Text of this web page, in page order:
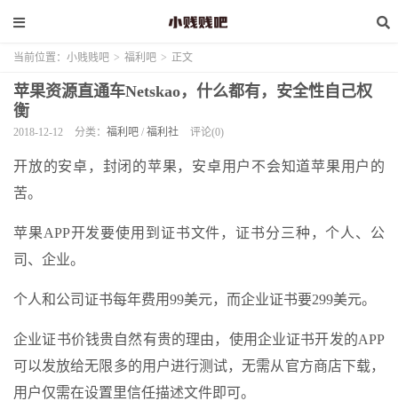
当前位置： 小贱贱吧 > 福利吧 > 正文
苹果资源直通车Netskao，什么都有，安全性自己权
衡
2018-12-12 分类： 福利吧 / 福利社 评论(0)
开放的安卓，封闭的苹果，安卓用户不会知道苹果用户的
苦。
苹果APP开发要使用到证书文件，证书分三种，个人、公
司、企业。
个人和公司证书每年费用99美元，而企业证书要299美元。
企业证书价钱贵自然有贵的理由，使用企业证书开发的APP
可以发放给无限多的用户进行测试，无需从官方商店下载，
用户仅需在设置里信任描述文件即可。